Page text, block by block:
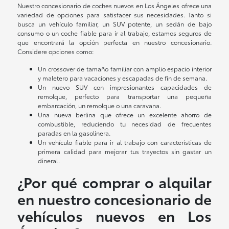
Nuestro concesionario de coches nuevos en Los Ángeles ofrece una
variedad de opciones para satisfacer sus necesidades. Tanto si
busca un vehículo familiar, un SUV potente, un sedán de bajo
consumo o un coche fiable para ir al trabajo, estamos seguros de
que encontrará la opción perfecta en nuestro concesionario.
Considere opciones como:
Un crossover de tamaño familiar con amplio espacio interior
y maletero para vacaciones y escapadas de fin de semana.
Un nuevo SUV con impresionantes capacidades de
remolque, perfecto para transportar una pequeña
embarcación, un remolque o una caravana.
Una nueva berlina que ofrece un excelente ahorro de
combustible, reduciendo tu necesidad de frecuentes
paradas en la gasolinera.
Un vehículo fiable para ir al trabajo con características de
primera calidad para mejorar tus trayectos sin gastar un
dineral.
¿Por qué comprar o alquilar
en nuestro concesionario de
vehículos nuevos en Los